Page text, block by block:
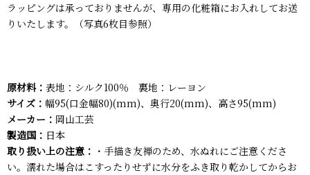
ラッピングは承っておりませんが、専用の化粧箱にお入れしてお送
りいたします。（写真6枚目参照）
原材料： 表地：シルク100％ 裏地：レーヨン
サイズ： 幅95(口金幅80)(mm)、奥行20(mm)、高さ95(mm)
メーカー： 岡山工芸
製造国： 日本
取り扱い上の注意： ・手描き友禅のため、水ぬれにご注意くださ
い。濡れた場合はこすったりせずに水分をふき取り乾かしてからお